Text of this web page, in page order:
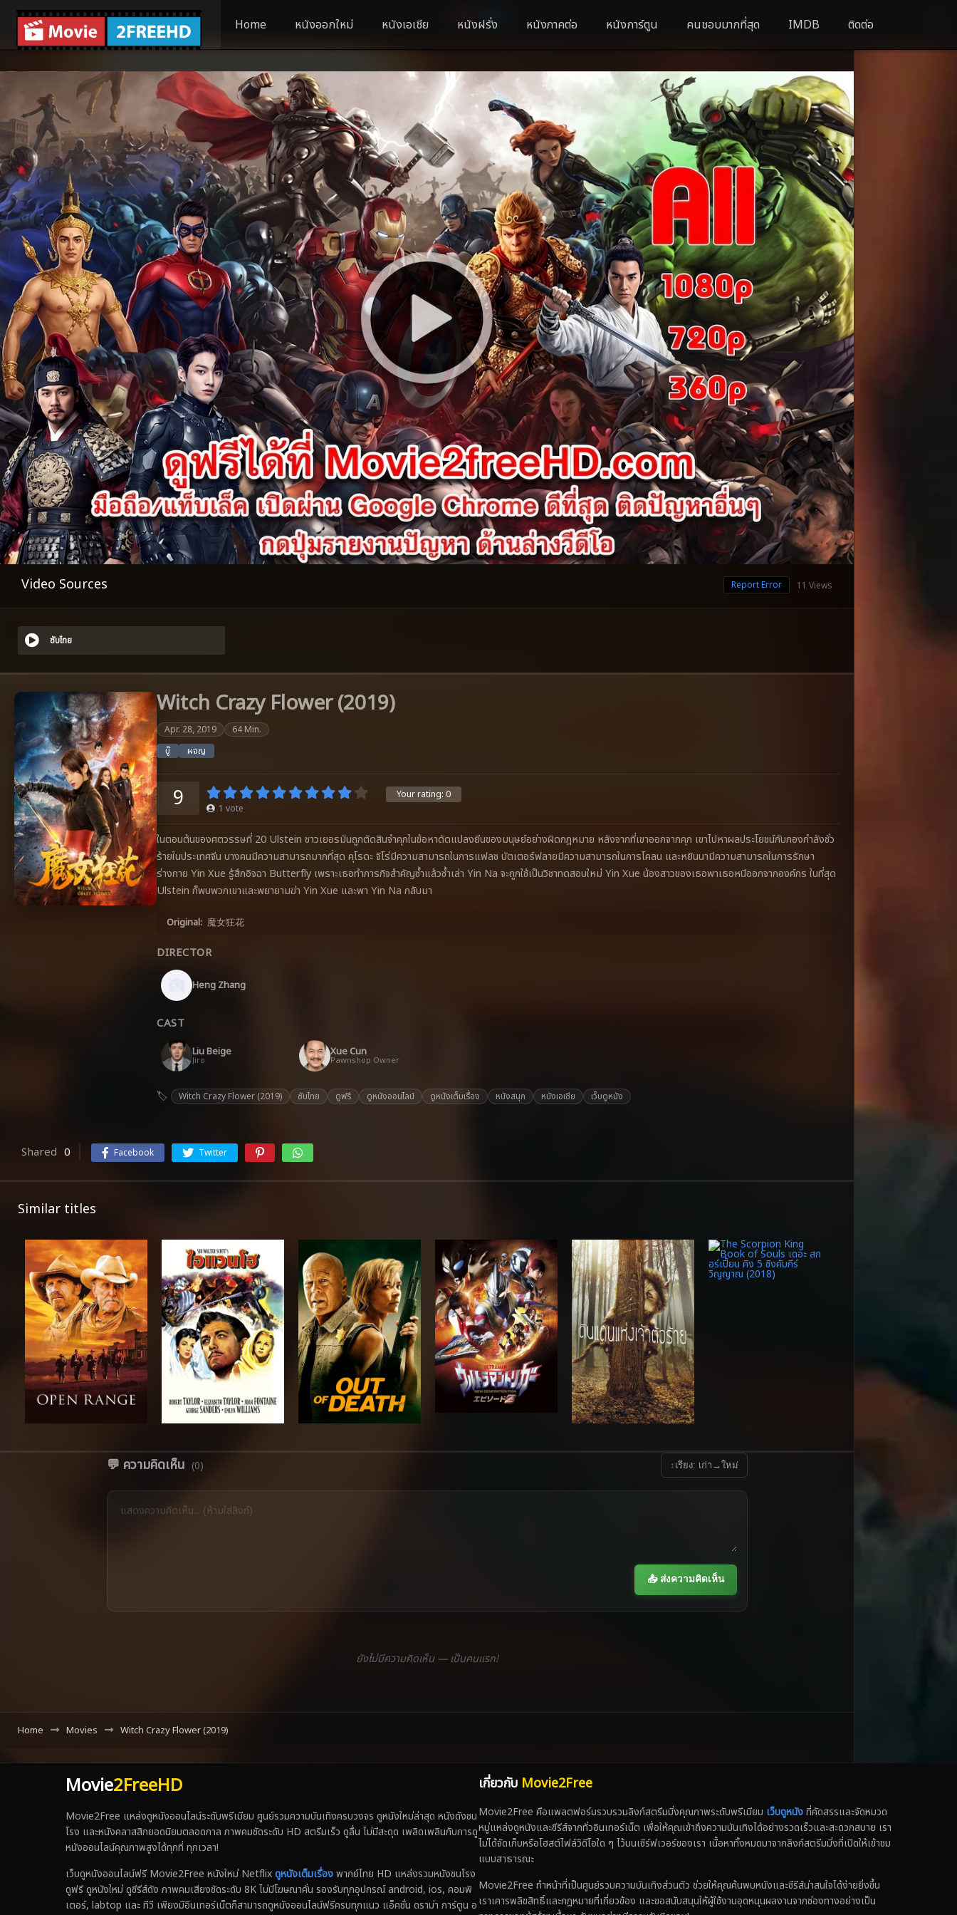
Home หนังออกใหม่ หนังเอเชีย หนังฝรั่ง หนังภาคต่อ หนังการ์ตูน คนชอบมากที่สุด IMDB ติดต่อ
Video Sources 11 Views
Report Error
ซับไทย
Witch Crazy Flower (2019)
Apr. 28, 2019
64 Min.
บู๊
ผจญ
Your rating: 0
9 1 vote
ในตอนต้นของศตวรรษที่ 20 Ulstein ชาวเยอรมันถูกตัดสินจำคุกในข้อหาดัดแปลงยีนของมนุษย์อย่างผิดกฎหมาย หลังจากที่เขาออกจากคุก เขาไปหาผลประโยชน์กับกองกำลังชั่ว
ร้ายในประเทศจีน บางคนมีความสามารถมากที่สุด คุโรดะ จิโร่มีความสามารถในการแฟลช บัตเตอร์ฟลายมีความสามารถในการโคลน และหยินนามีความสามารถในการรักษา
ร่างกาย Yin Xue รู้สึกอิจฉา Butterfly เพราะเธอทำภารกิจสำคัญซ้ำแล้วซ้ำเล่า Yin Na จะถูกใช้เป็นวิชาทดสอบใหม่ Yin Xue น้องสาวของเธอพาเธอหนีออกจากองค์กร ในที่สุด
Ulstein ก็พบพวกเขาและพยายามฆ่า Yin Xue และพา Yin Na กลับมา
Original: 魔女狂花
DIRECTOR
Heng Zhang
CAST
Liu Beige
Jiro
Xue Cun
Pawnshop Owner
Witch Crazy Flower (2019) ซับไทย ดูฟรี ดูหนังออนไลน์ ดูหนังเต็มเรื่อง หนังสนุก หนังเอเชีย เว็บดูหนัง
Shared 0 Facebook Twitter
Similar titles
💬 ความคิดเห็น (0) ↕ เรียง: เก่า→ใหม่
📤 ส่งความคิดเห็น
ยังไม่มีความคิดเห็น — เป็นคนแรก!
Home Movies Witch Crazy Flower (2019)
Movie2FreeHD
Movie2Free แหล่งดูหนังออนไลน์ระดับพรีเมียม ศูนย์รวมความบันเทิงครบวงจร ดูหนังใหม่ล่าสุด หนังดังชน
โรง และหนังคลาสสิกยอดนิยมตลอดกาล ภาพคมชัดระดับ HD สตรีมเร็ว ดูลื่น ไม่มีสะดุด เพลิดเพลินกับการดู
หนังออนไลน์คุณภาพสูงได้ทุกที่ ทุกเวลา!
เว็บดูหนังออนไลน์ฟรี Movie2Free หนังใหม่ Netflixดูหนังเต็มเรื่องพากย์ไทย HD แหล่งรวมหนังชนโรง
ดูฟรี ดูหนังใหม่ ดูซีรีส์ดัง ภาพคมเสียงชัดระดับ 8K ไม่มีโฆษณาคั่น รองรับทุกอุปกรณ์ android, ios, คอมพิ
เตอร์, labtop และ ทีวี เพียงมีอินเทอร์เน็ตก็สามารถดูหนังออนไลน์ฟรีครบทุกแนว แอ็คชั่น ดราม่า การ์ตูน อ
เกี่ยวกับ Movie2Free
Movie2Free คือแพลตฟอร์มรวบรวมลิงก์สตรีมมิ่งคุณภาพระดับพรีเมียม เว็บดูหนังที่คัดสรรและจัดหมวด
หมู่แหล่งดูหนังและซีรีส์จากทั่วอินเทอร์เน็ต เพื่อให้คุณเข้าถึงความบันเทิงได้อย่างรวดเร็วและสะดวกสบาย เรา
ไม่ได้จัดเก็บหรือโฮสต์ไฟล์วิดีโอใด ๆ ไว้บนเซิร์ฟเวอร์ของเรา เนื้อหาทั้งหมดมาจากลิงก์สตรีมมิ่งที่เปิดให้เข้าชม
แบบสาธารณะ
Movie2Free ทำหน้าที่เป็นศูนย์รวมความบันเทิงส่วนตัว ช่วยให้คุณค้นพบหนังและซีรีส์น่าสนใจได้ง่ายยิ่งขึ้น
เราเคารพลิขสิทธิ์และกฎหมายที่เกี่ยวข้อง และขอสนับสนุนให้ผู้ใช้งานอุดหนุนผลงานจากช่องทางอย่างเป็น